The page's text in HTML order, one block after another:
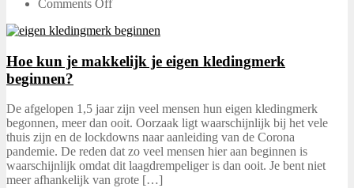
Comments Off
Hoe kun je makkelijk je eigen kledingmerk
beginnen?
De afgelopen 1,5 jaar zijn veel mensen hun eigen kledingmerk
begonnen, meer dan ooit. Oorzaak ligt waarschijnlijk bij het vele
thuis zijn en de lockdowns naar aanleiding van de Corona
pandemie. De reden dat zo veel mensen hier aan beginnen is
waarschijnlijk omdat dit laagdrempeliger is dan ooit. Je bent niet
meer afhankelijk van grote […]